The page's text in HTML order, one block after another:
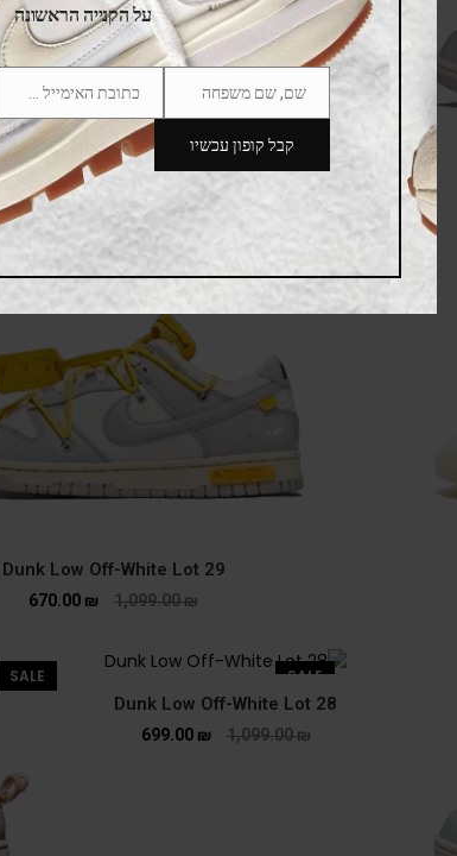
Dunk Low Off-White Lot 50
1,099.00 ₪
600.00
SALE
Dunk Low Off-White Lot 29
1,099.00₪
670.00 ₪
SALE
Dunk Low Off-White Lot 28
1,099.00₪
699.00 ₪
SALE
על הקנייה הראשונה
Name
שם, שם משפחה Email
קבל קופון עכשיו